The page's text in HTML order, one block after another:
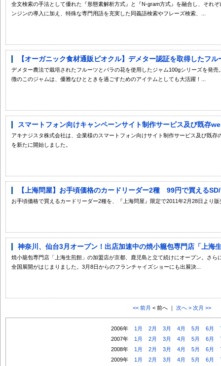
全文検索の手法として優れた『形態素解析方式』と『N-gram方式』を融合し、それ
ンジンの導入に加え、特殊な専門用語を充実した同義語検索やフレーズ検索、...
【オーガニック食材通販ビオクル】デメター認証を取得したフ
デメター農法で栽培されたフルーツとバラの花を使用したジャム100gシリーズを発
徴のこのジャムは、優雅なひとときを過ごすためのアイテムとしても大活躍！...
スマートフォン向けキャンペーンサイト制作サービス及び既存
アキナジスタ株式会社は、企業様のスマートフォン向けサイト制作サービス及び既
を新たに開始しました。
【上海問屋】お手頃価格のカードリーダー2種 99円で買える
お手頃価格で買えるカードリーダー2種を、『上海問屋』限定で2011年2月28日より
神奈川、仙台3月オープン！出店加速中の焼小籠包専門店「上海
焼小籠包専門店「上海生煎館」の加盟店が京都、鹿児島と立て続けにオープン。さ
全国展開がはじまりました。3月8日からのフランチャイズショーにも出展決...
<< 前月 < 前へ ｜ 次へ > 次月 >>
2006年 1月 2月 3月 4月 5月 6月
2007年
1月 2月 3月 4月 5月 6月
2008年
1月 2月 3月 4月 5月 6月
2009年
1月 2月 3月 4月 5月 6月